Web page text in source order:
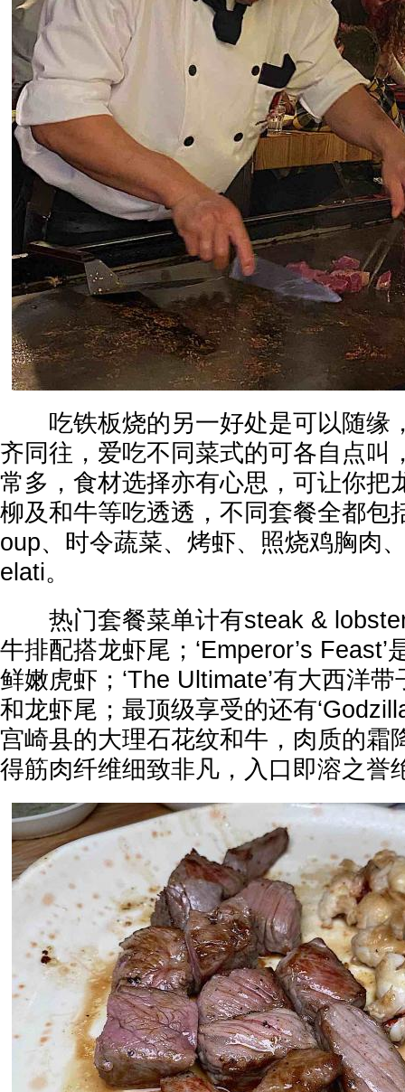
吃铁板烧的另一好处是可以随缘
齐同往，爱吃不同菜式的可各自点叫
常多，食材选择亦有心思，可让你把
柳及和牛等吃透透，不同套餐全都包
oup、时令蔬菜、烤虾、照烧鸡胸肉
elati。
热门套餐菜单计有steak & lobster
牛排配搭龙虾尾；‘Emperor’s
鲜嫩虎虾；‘The Ultimate’有大西洋
和龙虾尾；最顶级享受的还有
宫崎县的大理石花纹和牛，肉质的霜
得筋肉纤维细致非凡，入口即溶之誉